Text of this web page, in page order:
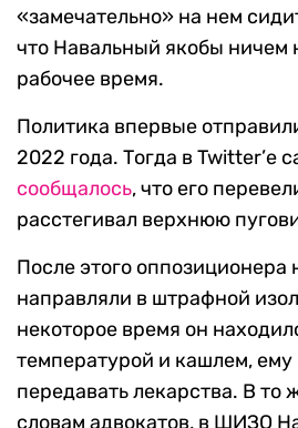
«замечательно» на нем
что Навальный якобы ничем
рабочее время.
Политика впервые
2022 года. Тогда в Twitter’е
сообщалось, что его
расстегивал верхнюю
После этого оппозиционера
направляли в штрафной
некоторое время он
температурой и кашлем, ему
передавать лекарства. В то
словам адвокатов, в ШИЗО